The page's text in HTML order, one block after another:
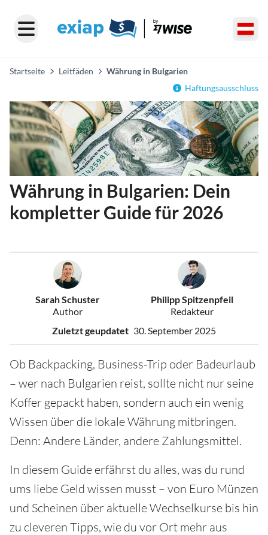
Startseite Leitfäden
Währung in Bulgarien
Haftungsausschluss
Währung in Bulgarien: Dein
kompletter Guide für 2026
Sarah Schuster
Author
Philipp Spitzenpfeil
Redakteur
Zuletzt geupdatet 30. September 2025
Ob Backpacking, Business-Trip oder Badeurlaub
– wer nach Bulgarien reist, sollte nicht nur seine
Koffer gepackt haben, sondern auch ein wenig
Wissen über die lokale Währung mitbringen.
Denn: Andere Länder, andere Zahlungsmittel.
In diesem Guide erfährst du alles, was du rund
ums liebe Geld wissen musst – von Euro Münzen
und Scheinen über aktuelle Wechselkurse bis hin
zu cleveren Tipps, wie du vor Ort mehr aus